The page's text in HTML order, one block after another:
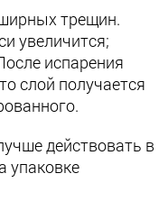
трещин.
увеличится;
испарения
слой получается
действовать в
упаковке